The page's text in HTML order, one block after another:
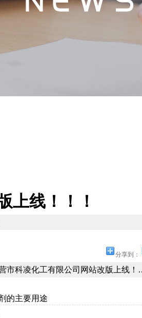
上线！！！
分享到：
市科凌化工有限公司网站改版上线！
的主要用途